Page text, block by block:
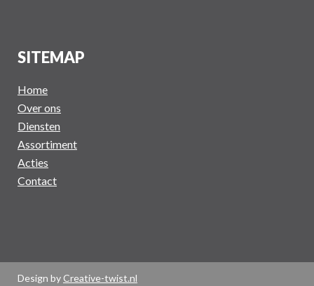
SITEMAP
Home
Over ons
Diensten
Assortiment
Acties
Contact
Design by Creative-twist.nl